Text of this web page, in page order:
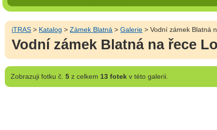
iTRAS > Katalog >Zámek Blatná >Galerie > Vodní zámek Blatná
Vodní zámek Blatná na řece
Zobrazujifotku č. 5z celkem 13 fotekv této galerii.